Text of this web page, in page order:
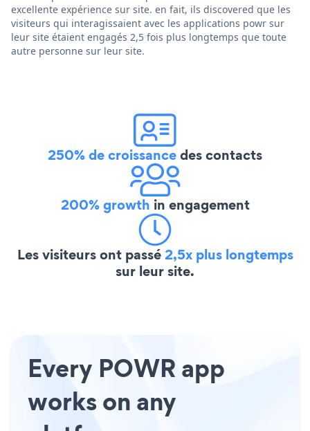
excellente expérience sur site. en fait, ils discovered que les
visiteurs qui interagissaient avec les applications powr sur
leur site étaient engagés 2,5 fois plus longtemps que toute
autre personne sur leur site.
250% de croissancedes contacts
200% growth in engagement
Les visiteurs ont passé2,5x plus longtemps
sur leur site.
Every POWR app
works on any